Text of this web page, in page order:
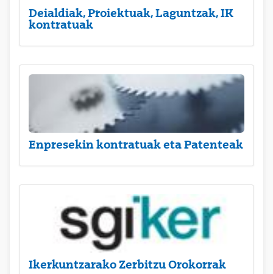
Deialdiak, Proiektuak, Laguntzak, IK
kontratuak
Enpresekin kontratuak eta Patenteak
Ikerkuntzarako Zerbitzu Orokorrak